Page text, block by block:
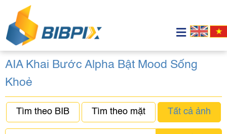
AIA Khai Bước Alpha Bật Mood Sống
Khoẻ
Tìm theo BIB Tìm theo mặt Tất cả ảnh